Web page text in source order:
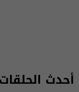
أحدث الحلقات